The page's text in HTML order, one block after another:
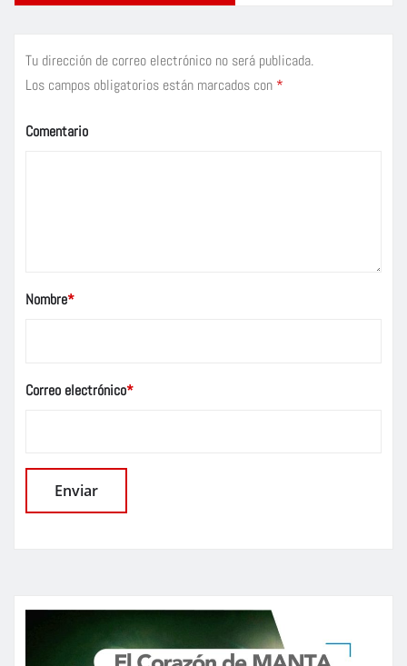
Tu dirección de correo electrónico no será publicada.
Los campos obligatorios están marcados con *
Comentario
Nombre*
Correo electrónico*